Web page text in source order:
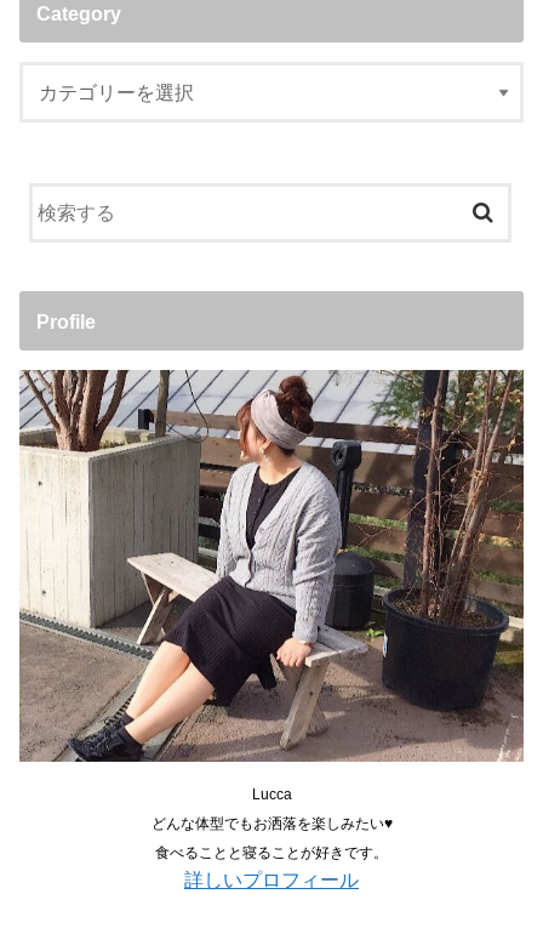
Category
Profile
Lucca
どんな体型でもお洒落を楽しみたい♥
食べることと寝ることが好きです。
詳しいプロフィール